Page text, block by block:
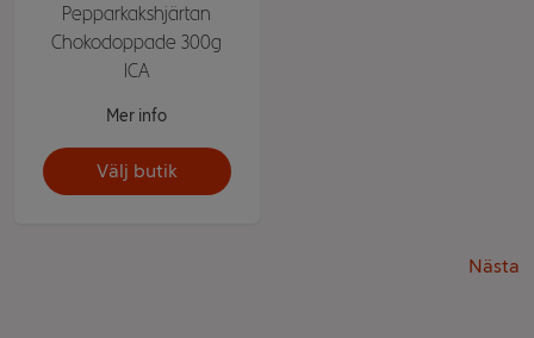
Pepparkakshjärtan
Chokodoppade 300g
ICA
Mer info
Välj butik
Nästa